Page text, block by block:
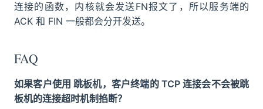
连接的函数，内核就会发送FN报文了，所以服务端的
ACK 和 FIN 一般都会分开发送。
FAQ
如果客户使用 跳板机，客户终端的 TCP 连接会不会被跳
板机的连接超时机制掐断？